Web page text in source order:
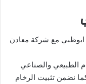
ابوظبي مع شركة معادن
الطبيعي والصناعي
نضمن تثبيت الرخام